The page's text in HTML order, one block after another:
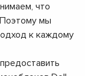
что
Поэтому мы
к каждому